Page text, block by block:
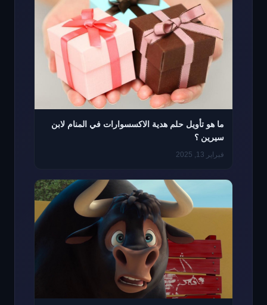
ما هو تأويل حلم هدية الاكسسوارات في المنام لابن
سيرين ؟
فبراير 13, 2025